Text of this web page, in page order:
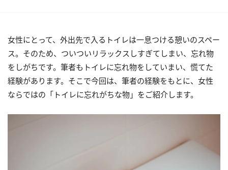
女性にとって、外出先で入るトイレは一息つける憩いのスペー
ス。そのため、ついついリラックスしすぎてしまい、忘れ物
をしがちです。筆者もトイレに忘れ物をしていまい、慌てた
経験があります。そこで今回は、筆者の経験をもとに、女性
ならではの「トイレに忘れがちな物」をご紹介します。